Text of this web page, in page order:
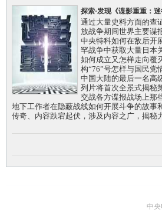
探索·发现《谍影重重：迷
通过大量史料方面的查
放战争期间世界主要谍
中央特科如何在敌后开
罕战争中获取大量日本
如何成立又怎样走向覆
构“76”号怎样与国民党
中国大陆的最后一名高
列片将首次全景式揭秘
交战各方谍报战场上那
地下工作者在隐蔽战线如何开展斗争的故事
传奇、内容跌宕起伏，涉及内容之广，揭秘
中